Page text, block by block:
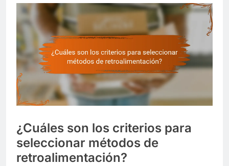
¿Cuáles son los criterios para
seleccionar métodos de
retroalimentación?